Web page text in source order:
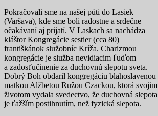
Pokračovali sme na našej púti do Lasiek
(Varšava), kde sme boli radostne a srdečne
očakávaní aj prijatí. V Laskach sa nachádza
kláštor Kongregácie sestier (cca 80)
františkánok služobníc Kríža. Charizmou
kongregácie je služba nevidiacim ľuďom
a zadosťučinenie za duchovnú slepotu sveta.
Dobrý Boh obdaril kongregáciu blahoslavenou
matkou Alžbetou Ružou Czackou, ktorá svojim
životom vydala svedectvo, že duchovná slepota
je ťažším postihnutím, než fyzická slepota.